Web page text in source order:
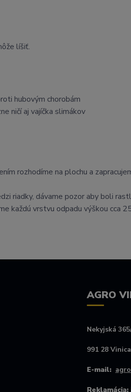
líšiť.
hubovým chorobám
ničí aj vajíčka slimákov
rozhodíme na plochu a
riadky, dávame pozor aby boli
každú vrstvu odpadu výškou cca
AGRO
Nekyjská
991 28 Vinica
E-mail:
Reklamácia: